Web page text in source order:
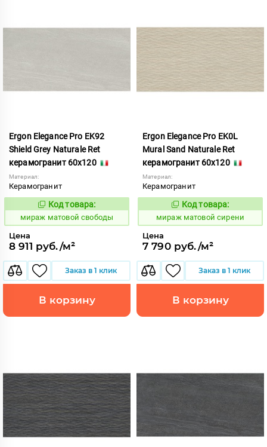
Ergon Elegance Pro EK92
Shield Grey Naturale Ret
керамогранит 60x120
Материал:
Керамогранит
991085
Код товара:
мираж матовой свободы
Цена
8 911 руб./м²
Заказ в 1 клик
В корзину
Ergon Elegance Pro EK0L
Mural Sand Naturale Ret
керамогранит 60x120
Материал:
Керамогранит
991089
Код товара:
мираж матовой сирени
Цена
7 790 руб./м²
Заказ в 1 клик
В корзину